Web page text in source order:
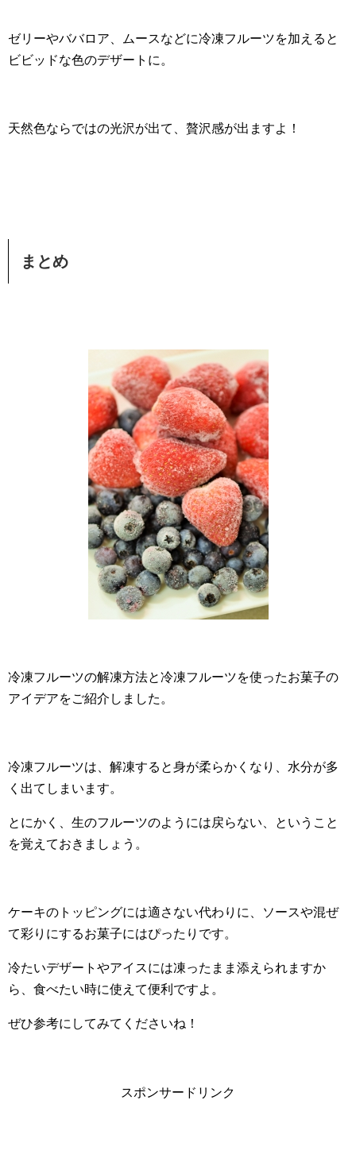
ゼリーやババロア、ムースなどに冷凍フルーツを加えると
ビビッドな色のデザートに。
天然色ならではの光沢が出て、贅沢感が出ますよ！
まとめ
冷凍フルーツの解凍方法と冷凍フルーツを使ったお菓子の
アイデアをご紹介しました。
冷凍フルーツは、解凍すると身が柔らかくなり、水分が多
く出てしまいます。
とにかく、生のフルーツのようには戻らない、ということ
を覚えておきましょう。
ケーキのトッピングには適さない代わりに、ソースや混ぜ
て彩りにするお菓子にはぴったりです。
冷たいデザートやアイスには凍ったまま添えられますか
ら、食べたい時に使えて便利ですよ。
ぜひ参考にしてみてくださいね！
スポンサードリンク